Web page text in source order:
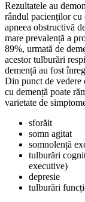
Rezultatele au
rândul pacienților cu
apneea obstructivă
mare prevalență a
89%, urmată de
acestor tulburări
demență au fost
Din punct de vedere
cu demență poate
varietate de
sforăit
somn agitat
somnolență
tulburări
executive)
depresie
tulburări